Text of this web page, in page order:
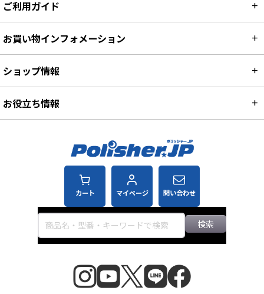
カート マイページ 問い合わせ
検索
ご利用ガイド
お買い物インフォメーション
ショップ情報
お役立ち情報